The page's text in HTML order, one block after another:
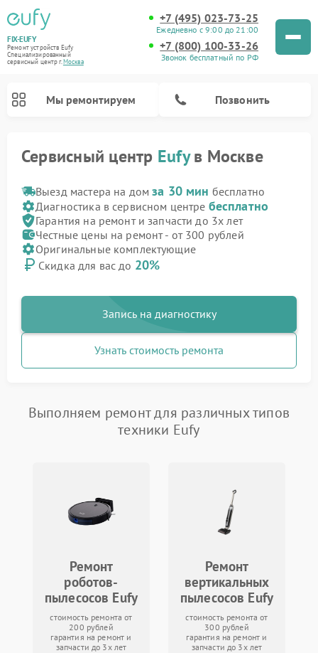
FIX-EUFY
Ремонт устройств Eufy
Специализированный
cервисный центр г.Москва
+7 (495) 023-73-25
Ежедневно с 9:00 до 21:00
+7 (800) 100-33-26
Звонок бесплатный по РФ
Мы ремонтируем Позвонить
Сервисный центр Eufyв Москве
Выезд мастера на домза 30 мин бесплатно
Диагностика в сервисном центре бесплатно
Гарантия на ремонт и запчасти до 3х лет
Честные цены на ремонт - от 300 рублей
Оригинальные комплектующие
Скидка для вас до 20%
Запись на диагностику
Узнать стоимость ремонта
Выполняем ремонт для различных типов
техники Eufy
Ремонт
роботов-
пылесосов Eufy
стоимость ремонта от
200 рублей
гарантия на ремонт и
запчасти до 3х лет
Ремонт
вертикальных
пылесосов Eufy
стоимость ремонта от
300 рублей
гарантия на ремонт и
запчасти до 3х лет